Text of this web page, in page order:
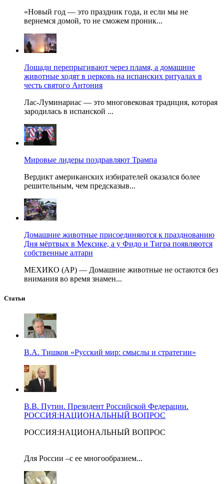
«Новый год — это праздник года, и если мы не
вернемся домой, то не сможем проник...
Лошади перепрыгивают через пламя, а домашние
животные ходят в церковь на испанских ритуалах в
честь святого Антония
Лас-Луминариас — это многовековая традиция, которая
зародилась в испанской ...
Мировые лидеры поздравляют Трампа
Вердикт американских избирателей оказался более
решительным, чем предсказыв...
Домашние животные присоединяются к празднованию
Дня мёртвых в Мексике, а у Фидо и Тигра появляются
собственные алтари
МЕХИКО (AP) — Домашние животные не остаются без
внимания во время знамен...
Статьи
В.А. Тишков «Русский мир: смыслы и стратегии»
В.В. Путин. Президент Российской Федерации.
РОССИЯ:НАЦИОНАЛЬНЫЙ ВОПРОС
РОССИЯ:НАЦИОНАЛЬНЫЙ ВОПРОС
Для России –с ее многообразием...